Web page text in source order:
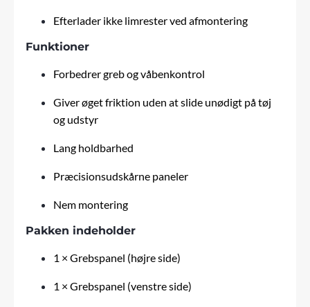
Efterlader ikke limrester ved afmontering
Funktioner
Forbedrer greb og våbenkontrol
Giver øget friktion uden at slide unødigt på tøj
og udstyr
Lang holdbarhed
Præcisionsudskårne paneler
Nem montering
Pakken indeholder
1 × Grebspanel (højre side)
1 × Grebspanel (venstre side)